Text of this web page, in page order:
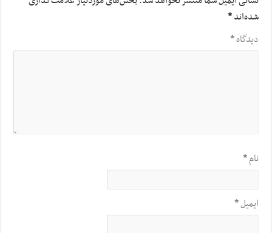
شده‌اند*
دیدگاه*
نام*
ایمیل*